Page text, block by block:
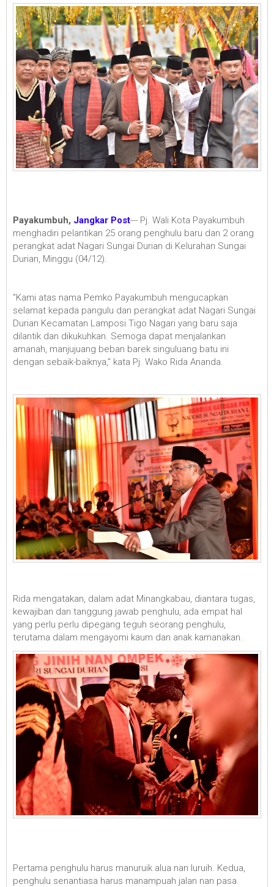
Payakumbuh, Jangkar Post--- Pj. Wali Kota Payakumbuh
menghadiri pelantikan 25 orang penghulu baru dan 2 orang
perangkat adat Nagari Sungai Durian di Kelurahan Sungai
Durian, Minggu (04/12).
"Kami atas nama Pemko Payakumbuh mengucapkan
selamat kepada pangulu dan perangkat adat Nagari Sungai
Durian Kecamatan Lamposi Tigo Nagari yang baru saja
dilantik dan dikukuhkan. Semoga dapat menjalankan
amanah, manjujuang beban barek singuluang batu ini
dengan sebaik-baiknya," kata Pj. Wako Rida Ananda.
Rida mengatakan, dalam adat Minangkabau, diantara tugas,
kewajiban dan tanggung jawab penghulu, ada empat hal
yang perlu perlu dipegang teguh seorang penghulu,
terutama dalam mengayomi kaum dan anak kamanakan.
Pertama penghulu harus manuruik alua nan luruih. Kedua,
penghulu senantiasa harus manampuah jalan nan pasa.